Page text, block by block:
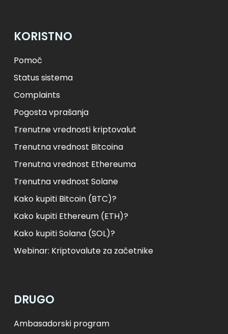
KORISTNO
Pomoč
Status sistema
Complaints
Pogosta vprašanja
Trenutne vrednosti kriptovalut
Trenutna vrednost Bitcoina
Trenutna vrednost Ethereuma
Trenutna vrednost Solane
Kako kupiti Bitcoin (BTC)?
Kako kupiti Ethereum (ETH)?
Kako kupiti Solana (SOL)?
Webinar: Kriptovalute za začetnike
DRUGO
Ambasadorski program